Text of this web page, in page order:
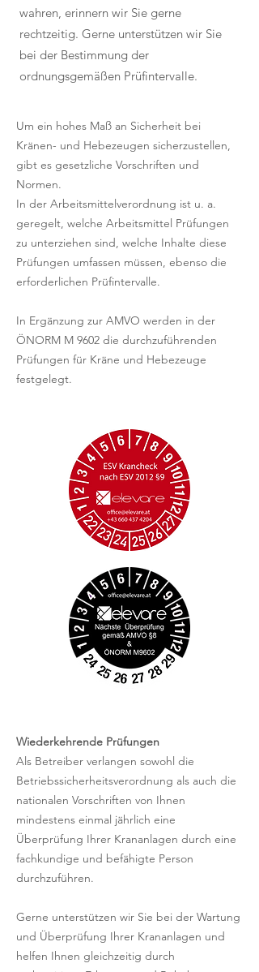
wahren, erinnern wir Sie gerne
rechtzeitig. Gerne unterstützen wir Sie
bei der Bestimmung der
ordnungsgemäßen Prüfintervalle.
Um ein hohes Maß an Sicherheit bei
Kränen- und Hebezeugen sicherzustellen,
gibt es gesetzliche Vorschriften und
Normen.
In der Arbeitsmittelverordnung ist u. a.
geregelt, welche Arbeitsmittel Prüfungen
zu unterziehen sind, welche Inhalte diese
Prüfungen umfassen müssen, ebenso die
erforderlichen Prüfintervalle.
In Ergänzung zur AMVO werden in der
ÖNORM M 9602 die durchzuführenden
Prüfungen für Kräne und Hebezeuge
festgelegt.
Wiederkehrende Prüfungen
Als Betreiber verlangen sowohl die
Betriebssicherheitsverordnung als auch die
nationalen Vorschriften von Ihnen
mindestens einmal jährlich eine
Überprüfung Ihrer Krananlagen durch eine
fachkundige und befähigte Person
durchzuführen.
Gerne unterstützen wir Sie bei der Wartung
und Überprüfung Ihrer Krananlagen und
helfen Ihnen gleichzeitig durch